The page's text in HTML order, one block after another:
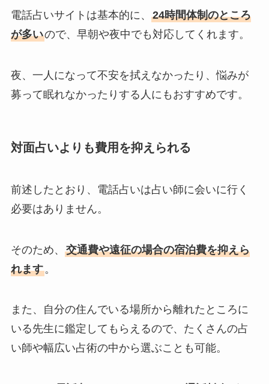
電話占いサイトは基本的に、 24時間体制のところ
が多いので、早朝や夜中でも対応してくれます。
夜、一人になって不安を拭えなかったり、悩みが
募って眠れなかったりする人にもおすすめです。
対面占いよりも費用を抑えられる
前述したとおり、電話占いは占い師に会いに行く
必要はありません。
そのため、 交通費や遠征の場合の宿泊費を抑えら
れます。
また、自分の住んでいる場所から離れたところに
いる先生に鑑定してもらえるので、たくさんの占
い師や幅広い占術の中から選ぶことも可能。